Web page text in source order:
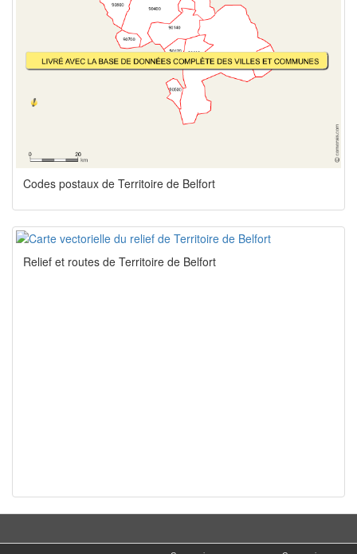
Codes postaux de Territoire de Belfort
Relief et routes de Territoire de Belfort